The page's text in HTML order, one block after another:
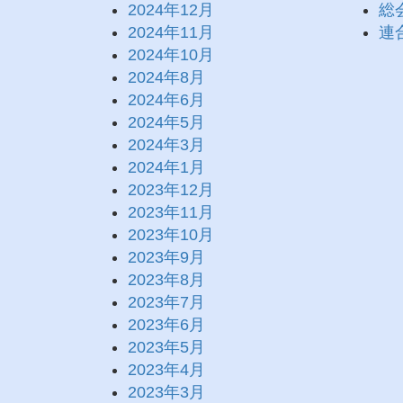
2024年12月
2024年11月
2024年10月
2024年8月
2024年6月
2024年5月
2024年3月
2024年1月
2023年12月
2023年11月
2023年10月
2023年9月
2023年8月
2023年7月
2023年6月
2023年5月
2023年4月
2023年3月
総
連